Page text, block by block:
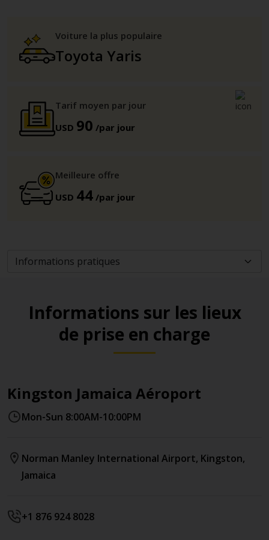
Voiture la plus populaire
Toyota Yaris
Tarif moyen par jour
USD 90 /par jour
Meilleure offre
USD 44 /par jour
Informations sur les lieux
de prise en charge
Kingston Jamaica Aéroport
Mon-Sun 8:00AM-10:00PM
Norman Manley International Airport, Kingston,
Jamaica
+1 876 924 8028